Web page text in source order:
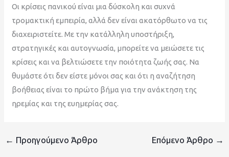
Οι κρίσεις πανικού είναι μια δύσκολη και συχνά
τρομακτική εμπειρία, αλλά δεν είναι ακατόρθωτο να τις
διαχειριστείτε. Με την κατάλληλη υποστήριξη,
στρατηγικές και αυτογνωσία, μπορείτε να μειώσετε τις
κρίσεις και να βελτιώσετε την ποιότητα ζωής σας. Να
θυμάστε ότι δεν είστε μόνοι σας και ότι η αναζήτηση
βοήθειας είναι το πρώτο βήμα για την ανάκτηση της
ηρεμίας και της ευημερίας σας.
← Προηγούμενο Άρθρο Επόμενο Άρθρο →